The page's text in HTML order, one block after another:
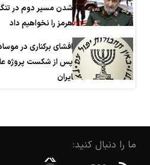
شدن مسیر دوم در
هرمز را نخواهیم داد
افشای برکناری در
پس از شکست پروژه
ایران
ما را دنبال کنید: